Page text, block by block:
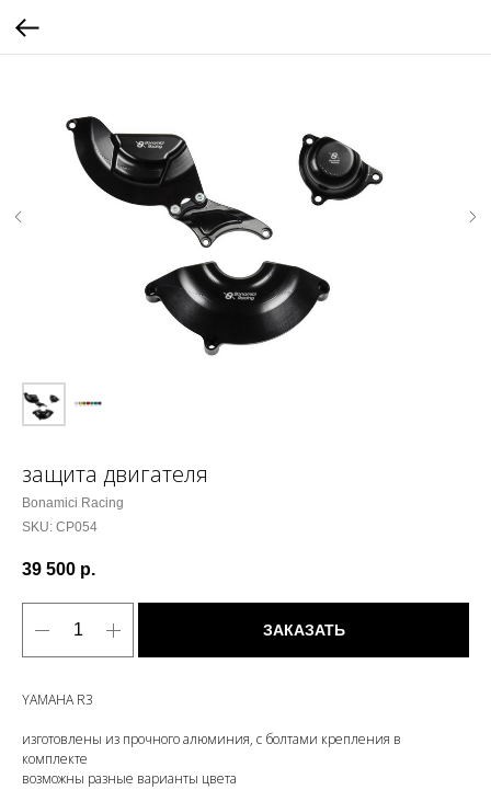
защита двигателя
Bonamici Racing
SKU: CP054
39 500 р.
ЗАКАЗАТЬ
YAMAHA R3
изготовлены из прочного алюминия, с болтами крепления в
комплекте
возможны разные варианты цвета